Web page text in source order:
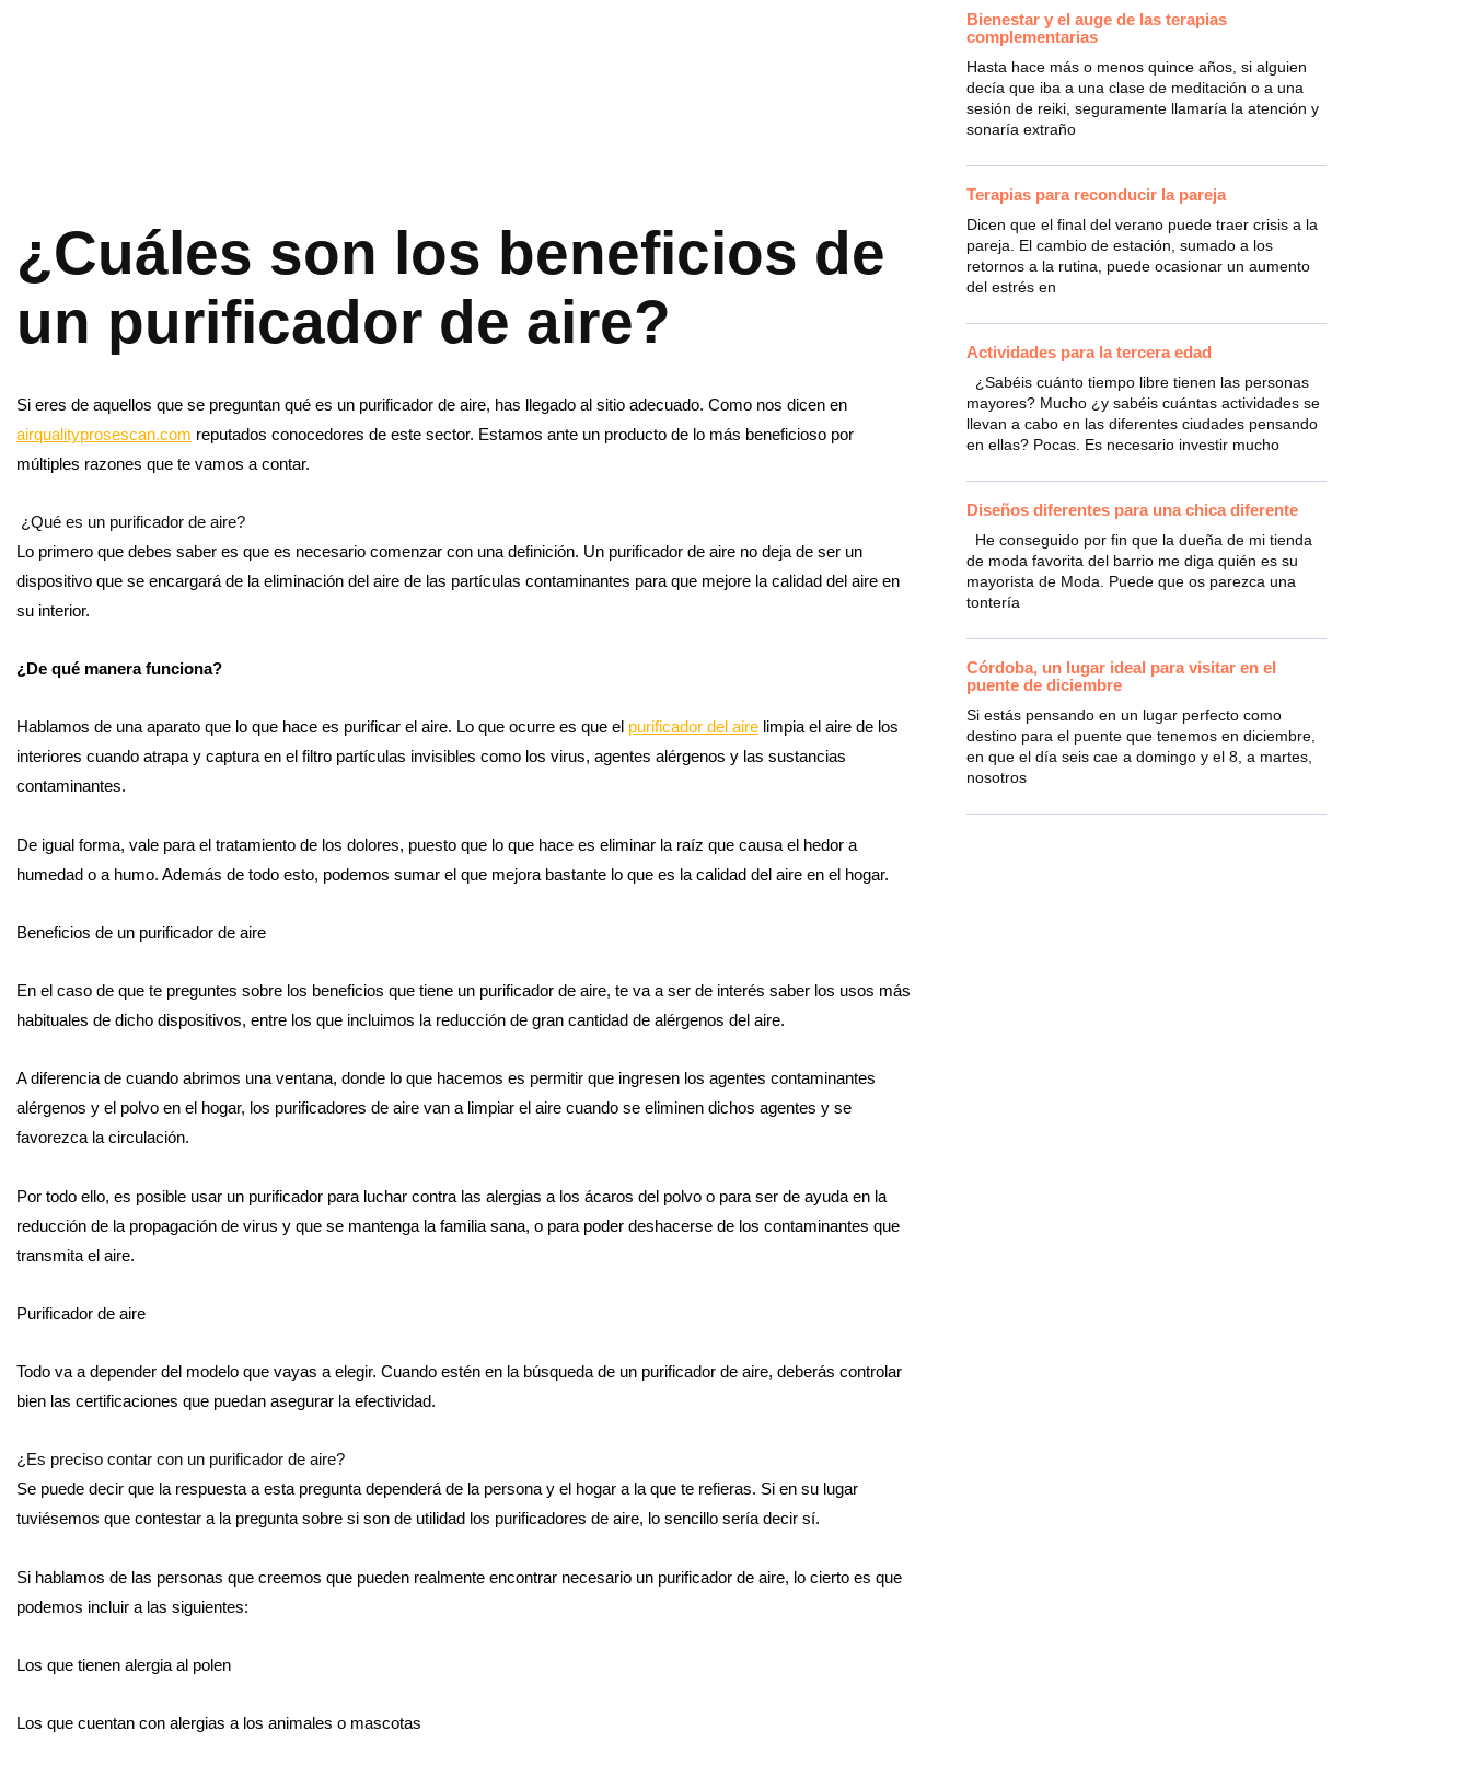
¿Cuáles son los beneficios de
un purificador de aire?
Si eres de aquellos que se preguntan qué es un purificador de aire, has llegado al sitio adecuado. Como nos dicen en
airqualityprosescan.com reputados conocedores de este sector. Estamos ante un producto de lo más beneficioso por
múltiples razones que te vamos a contar.
¿Qué es un purificador de aire?
Lo primero que debes saber es que es necesario comenzar con una definición. Un purificador de aire no deja de ser un
dispositivo que se encargará de la eliminación del aire de las partículas contaminantes para que mejore la calidad del aire en
su interior.
¿De qué manera funciona?
Hablamos de una aparato que lo que hace es purificar el aire. Lo que ocurre es que el purificador del aire limpia el aire de los
interiores cuando atrapa y captura en el filtro partículas invisibles como los virus, agentes alérgenos y las sustancias
contaminantes.
De igual forma, vale para el tratamiento de los dolores, puesto que lo que hace es eliminar la raíz que causa el hedor a
humedad o a humo. Además de todo esto, podemos sumar el que mejora bastante lo que es la calidad del aire en el hogar.
Beneficios de un purificador de aire
En el caso de que te preguntes sobre los beneficios que tiene un purificador de aire, te va a ser de interés saber los usos más
habituales de dicho dispositivos, entre los que incluimos la reducción de gran cantidad de alérgenos del aire.
A diferencia de cuando abrimos una ventana, donde lo que hacemos es permitir que ingresen los agentes contaminantes
alérgenos y el polvo en el hogar, los purificadores de aire van a limpiar el aire cuando se eliminen dichos agentes y se
favorezca la circulación.
Por todo ello, es posible usar un purificador para luchar contra las alergias a los ácaros del polvo o para ser de ayuda en la
reducción de la propagación de virus y que se mantenga la familia sana, o para poder deshacerse de los contaminantes que
transmita el aire.
Purificador de aire
Todo va a depender del modelo que vayas a elegir. Cuando estén en la búsqueda de un purificador de aire, deberás controlar
bien las certificaciones que puedan asegurar la efectividad.
¿Es preciso contar con un purificador de aire?
Se puede decir que la respuesta a esta pregunta dependerá de la persona y el hogar a la que te refieras. Si en su lugar
tuviésemos que contestar a la pregunta sobre si son de utilidad los purificadores de aire, lo sencillo sería decir sí.
Si hablamos de las personas que creemos que pueden realmente encontrar necesario un purificador de aire, lo cierto es que
podemos incluir a las siguientes:
Los que tienen alergia al polen
Los que cuentan con alergias a los animales o mascotas
Bienestar y el auge de las terapias
complementarias
Hasta hace más o menos quince años, si alguien
decía que iba a una clase de meditación o a una
sesión de reiki, seguramente llamaría la atención y
sonaría extraño
Terapias para reconducir la pareja
Dicen que el final del verano puede traer crisis a la
pareja. El cambio de estación, sumado a los
retornos a la rutina, puede ocasionar un aumento
del estrés en
Actividades para la tercera edad
¿Sabéis cuánto tiempo libre tienen las personas
mayores? Mucho ¿y sabéis cuántas actividades se
llevan a cabo en las diferentes ciudades pensando
en ellas? Pocas. Es necesario investir mucho
Diseños diferentes para una chica diferente
He conseguido por fin que la dueña de mi tienda
de moda favorita del barrio me diga quién es su
mayorista de Moda. Puede que os parezca una
tontería
Córdoba, un lugar ideal para visitar en el
puente de diciembre
Si estás pensando en un lugar perfecto como
destino para el puente que tenemos en diciembre,
en que el día seis cae a domingo y el 8, a martes,
nosotros